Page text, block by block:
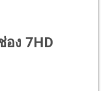
อง 7HD